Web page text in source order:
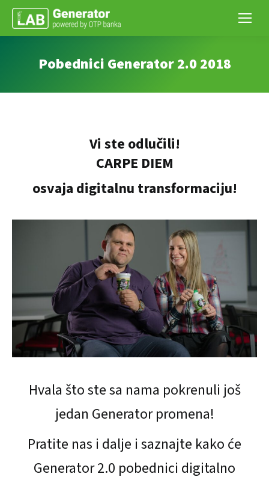
Pobednici Generator 2.0 2018
Vi ste odlučili!
CARPE DIEM
osvaja digitalnu transformaciju!
Hvala što ste sa nama pokrenuli još
jedan Generator promena!
Pratite nas i dalje i saznajte kako će
Generator 2.0 pobednici digitalno